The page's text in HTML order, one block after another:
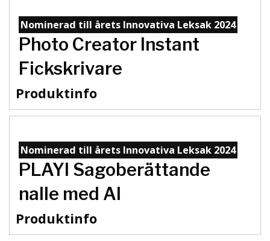
Nominerad till årets Innovativa Leksak 2024
Photo Creator Instant
Fickskrivare
Produktinfo
Nominerad till årets Innovativa Leksak 2024
PLAYI Sagoberättande
nalle med AI
Produktinfo